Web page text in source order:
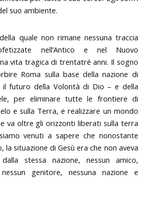
suo ambiente.
quale non rimane nessuna traccia
nell’Antico e nel Nuovo
vita tragica di trentatré anni. Il sogno
Roma sulla base della nazione di
il futuro della Volontà di Dio – e della
per eliminare tutte le frontiere di
e sulla Terra, e realizzare un mondo
va oltre gli orizzonti liberati sulla terra
venuti a sapere che nonostante
la situazione di Gesù era che non aveva
stessa nazione, nessun amico,
genitore, nessuna nazione e